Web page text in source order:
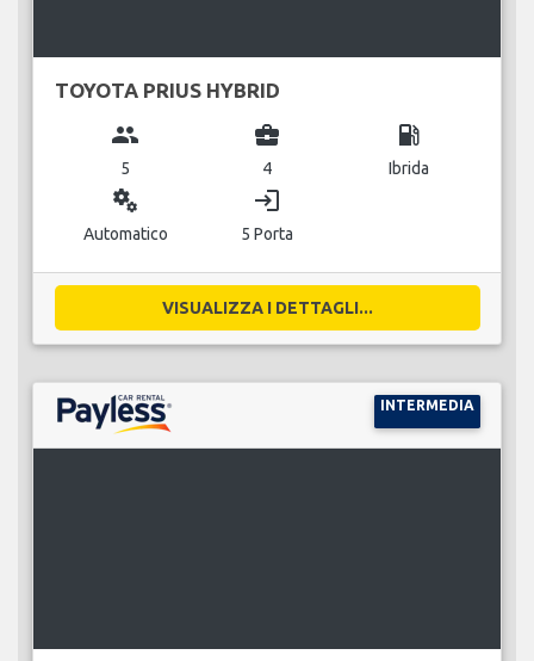
TOYOTA PRIUS HYBRID
group
5
business_center
4
local_gas_station
Ibrida
miscellaneous_services
Automatico
login
5 Porta
VISUALIZZA I DETTAGLI...
INTERMEDIA